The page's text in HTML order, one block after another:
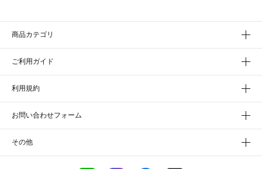
商品カテゴリ
ご利用ガイド
利用規約
お問い合わせフォーム
その他